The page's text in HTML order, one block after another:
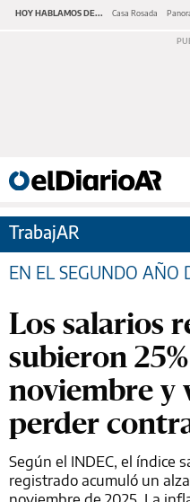
HOY HABLAMOS DE... Casa Rosada
TrabajAR
EN EL SEGUNDO AÑO
Los salarios
subieron
noviembre y
perder
Según el INDEC, el índice
registrado acumuló un